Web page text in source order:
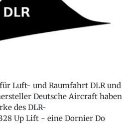
Luft- und Raumfahrt DLR und
Deutsche Aircraft haben
des DLR-
Up Lift - eine Dornier Do